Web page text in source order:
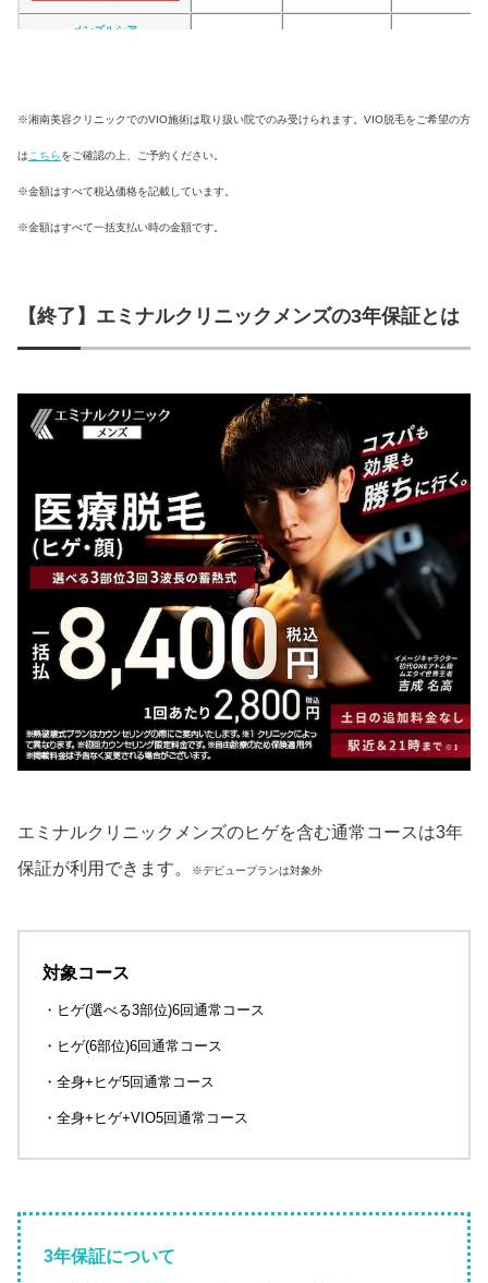
メンズルシア
43,120円
169,400
円
92,400円
74,800円
3回
298,000
円
※VIOあり、
5回
102,960
※全て周囲、
選べる3部位5回
99,000円
5回
506,000円
–
※湘南美容クリニックでのVIO施術は取り扱い院でのみ受けられます。VIO脱毛をご希望の方
は こちらをご確認の上、ご予約ください。
※金額はすべて税込価格を記載しています。
※金額はすべて一括支払い時の金額です。
【終了】エミナルクリニックメンズの3年保証とは
エミナルクリニックメンズのヒゲを含む通常コースは3年
保証が利用できます。
※デビュープランは対象外
対象コース
・ヒゲ(選べる3部位)6回通常コース
・ヒゲ(6部位)6回通常コース
・全身+ヒゲ5回通常コース
・全身+ヒゲ+VIO5回通常コース
3年保証について